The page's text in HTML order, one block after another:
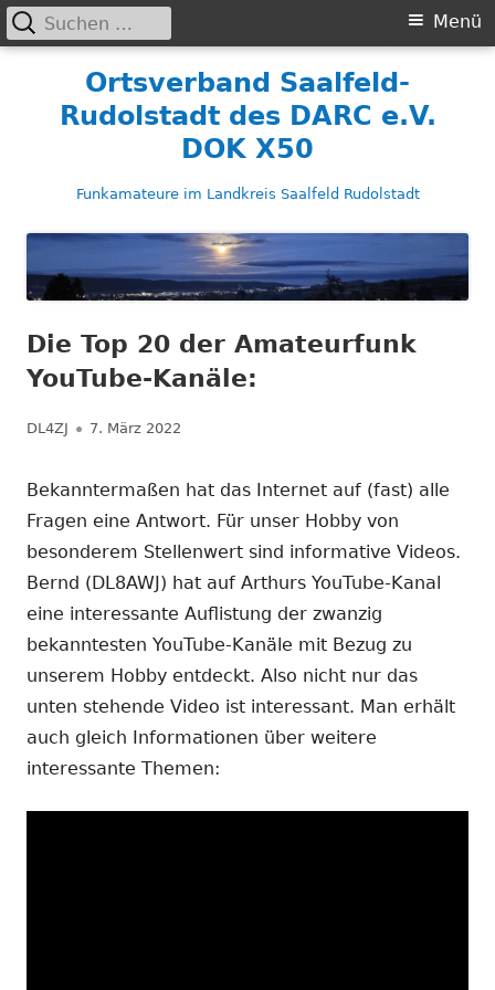
Ortsverband Saalfeld-
Rudolstadt des DARC e.V.
DOK X50
Funkamateure im Landkreis Saalfeld Rudolstadt
Primäres
Menü
Suchen
nach:
Die Top 20 der Amateurfunk
YouTube-Kanäle:
Autor
DL4ZJ Veröffentlicht
7. März 2022
Bekanntermaßen hat das Internet auf (fast) alle
Fragen eine Antwort. Für unser Hobby von
besonderem Stellenwert sind informative Videos.
Bernd (DL8AWJ) hat auf Arthurs YouTube-Kanal
eine interessante Auflistung der zwanzig
bekanntesten YouTube-Kanäle mit Bezug zu
unserem Hobby entdeckt. Also nicht nur das
unten stehende Video ist interessant. Man erhält
auch gleich Informationen über weitere
interessante Themen: